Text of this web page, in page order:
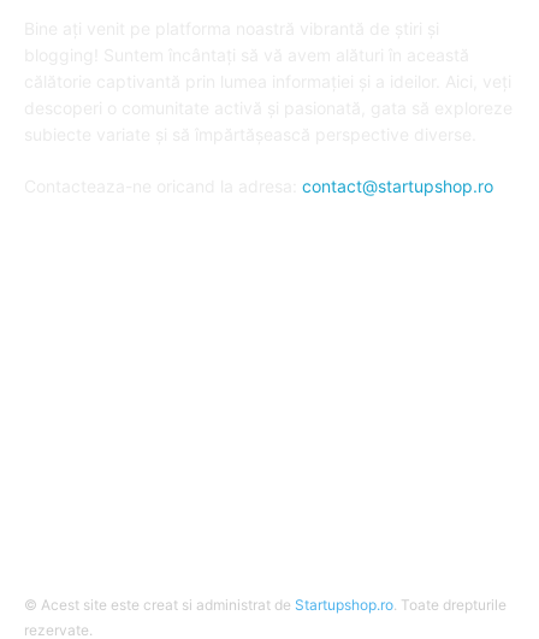
contact@startupshop.ro
© Acest site este creat si administrat de Startupshop.ro . Toate drepturile
rezervate.